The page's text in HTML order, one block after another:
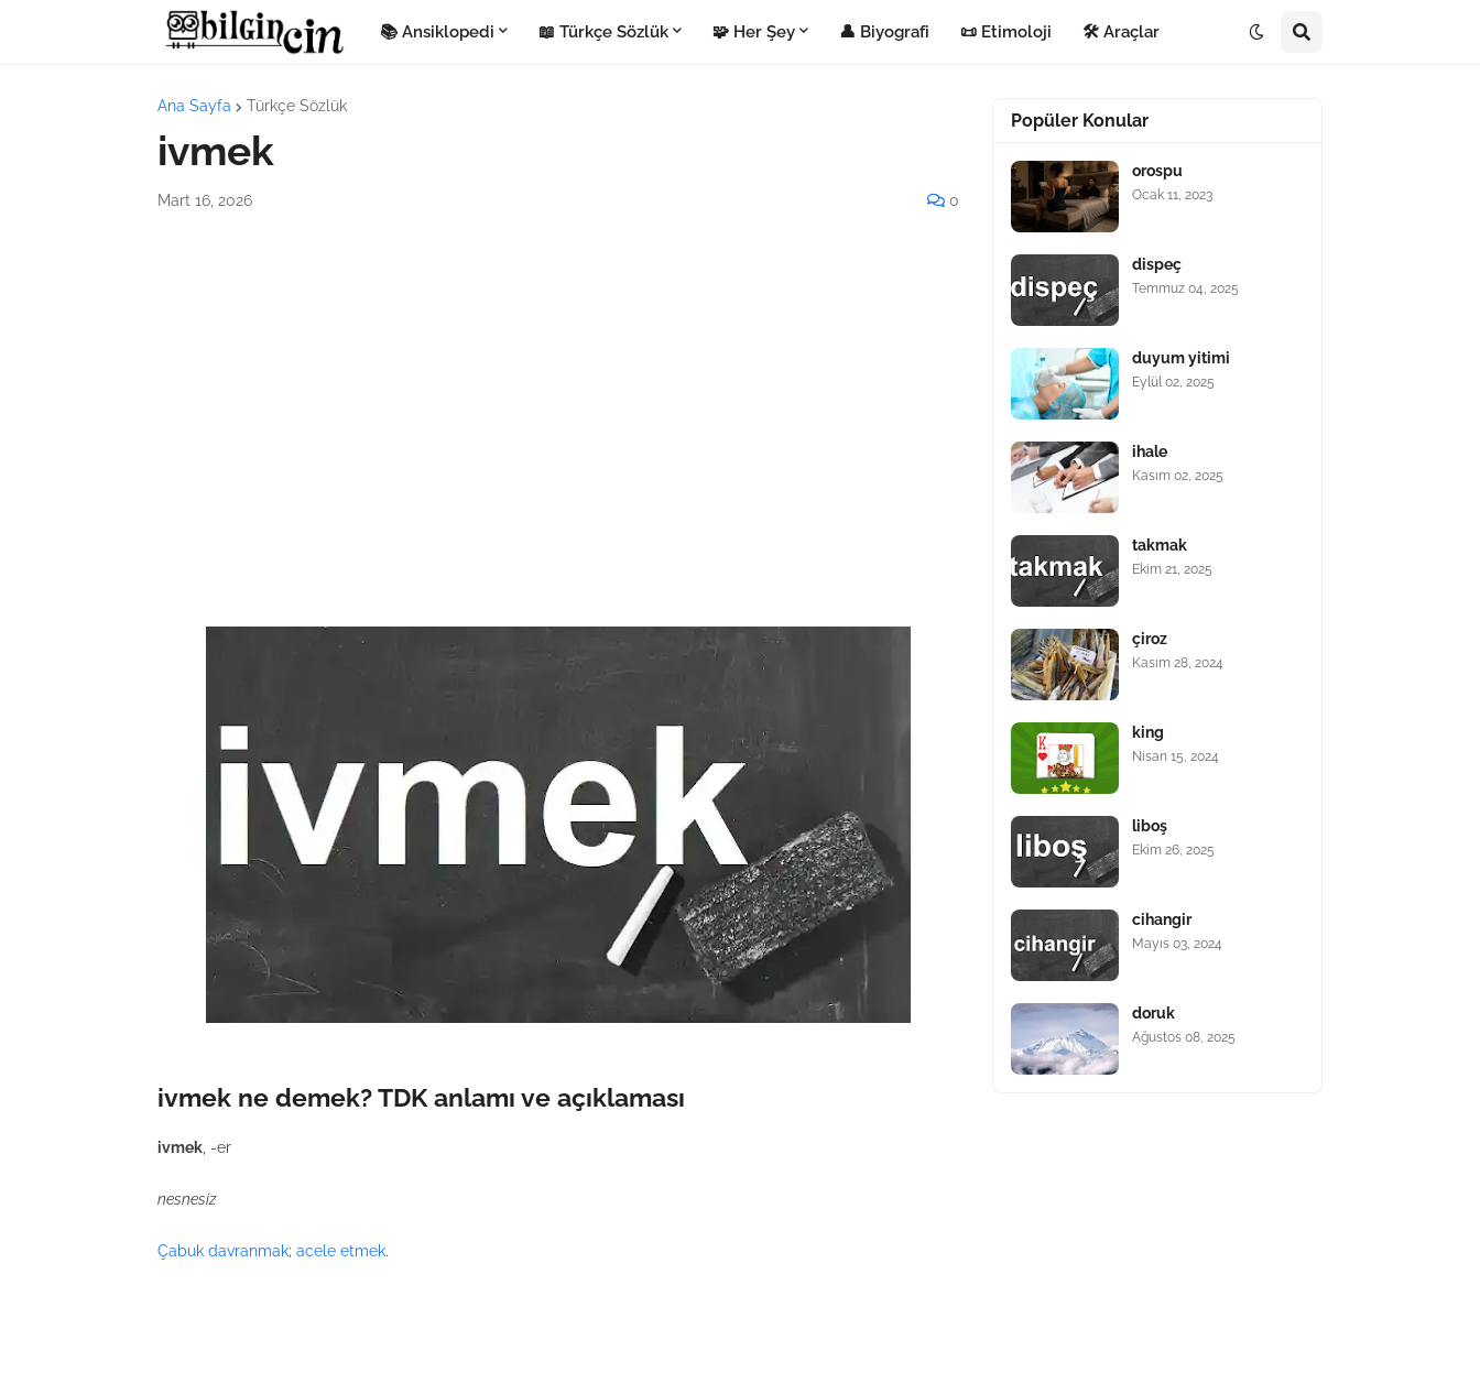
📚 Ansiklopedi 📖 Türkçe Sözlük 🧩 Her Şey 👤 Biyografi 📜 Etimoloji 🛠️ Araçlar
Ana Sayfa Türkçe Sözlük
ivmek
Mart 16, 2026 0
ivmek ne demek? TDK anlamı ve açıklaması
ivmek , -er
nesnesiz
Çabuk davranmak; acele etmek.
Popüler Konular
orospu
Ocak 11, 2023
dispeç
Temmuz 04, 2025
duyum yitimi
Eylül 02, 2025
ihale
Kasım 02, 2025
takmak
Ekim 21, 2025
çiroz
Kasım 28, 2024
king
Nisan 15, 2024
liboş
Ekim 26, 2025
cihangir
Mayıs 03, 2024
doruk
Ağustos 08, 2025